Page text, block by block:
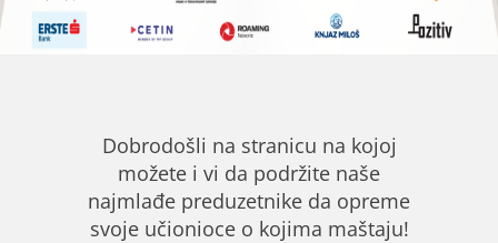
Dobrodošli na stranicu na kojoj
možete i vi da podržite naše
najmlađe preduzetnike da opreme
svoje učionioce o kojima maštaju!